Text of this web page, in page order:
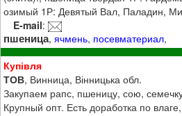
озимый 1Р: Девятый Вал, Паладин,
E-mail:
пшеница,ячмень, посевматериал,
Купівля
ТОВ, Винница, Вінницька обл.
Закупаем рапс, пшеницу, сою,
Крупный опт. Есть доработка по